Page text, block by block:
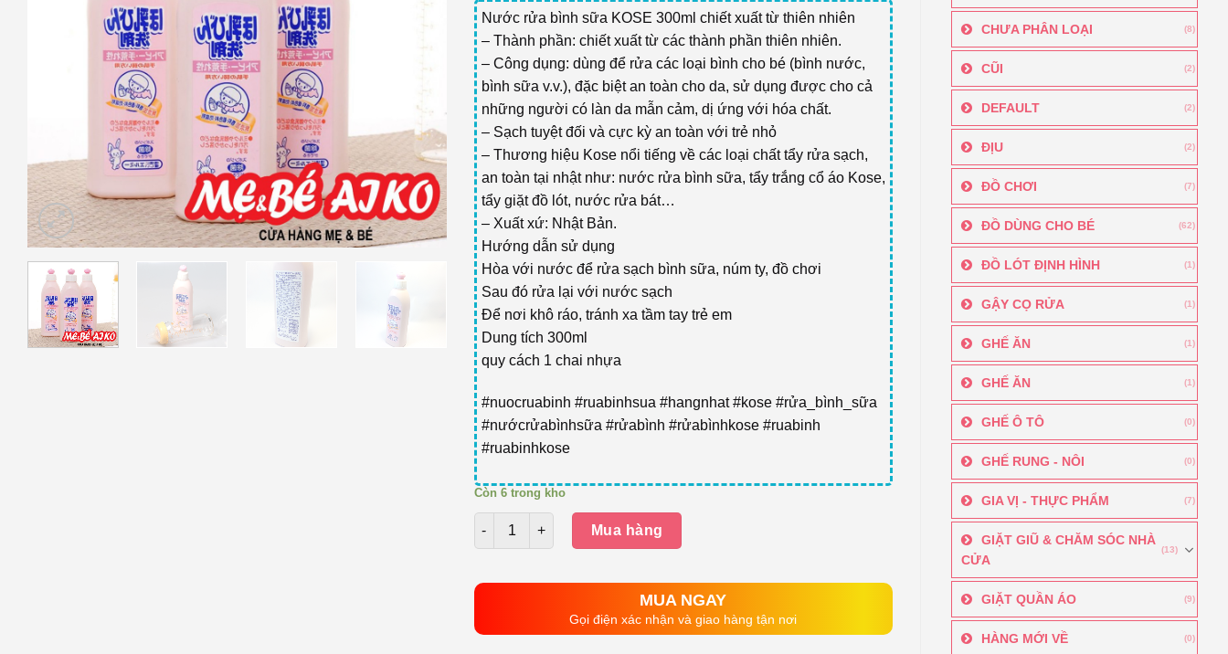
CHƯA PHÂN LOẠI (8)
CŨI (2)
DEFAULT (2)
ĐỊU (2)
ĐỒ CHƠI (7)
ĐỒ DÙNG CHO BÉ (62)
ĐỒ LÓT ĐỊNH HÌNH (1)
GẬY CỌ RỬA (1)
GHẾ ĂN (1)
GHẾ ĂN (1)
GHẾ Ô TÔ (0)
GHẾ RUNG - NÔI (0)
GIA VỊ - THỰC PHẨM (7)
GIẶT GIŨ & CHĂM SÓC NHÀ
CỬA
(13)
GIẶT QUẦN ÁO (9)
HÀNG MỚI VỀ (0)
Nước rửa bình sữa KOSE 300ml chiết xuất từ thiên nhiên
– Thành phần: chiết xuất từ các thành phần thiên nhiên.
– Công dụng: dùng để rửa các loại bình cho bé (bình nước,
bình sữa v.v.), đặc biệt an toàn cho da, sử dụng được cho cả
những người có làn da mẫn cảm, dị ứng với hóa chất.
– Sạch tuyệt đối và cực kỳ an toàn với trẻ nhỏ
– Thương hiệu Kose nổi tiếng về các loại chất tẩy rửa sạch,
an toàn tại nhật như: nước rửa bình sữa, tẩy trắng cổ áo Kose,
tẩy giặt đồ lót, nước rửa bát…
– Xuất xứ: Nhật Bản.
Hướng dẫn sử dụng
Hòa với nước để rửa sạch bình sữa, núm ty, đồ chơi
Sau đó rửa lại với nước sạch
Để nơi khô ráo, tránh xa tầm tay trẻ em
Dung tích 300ml
quy cách 1 chai nhựa
#nuocruabinh #ruabinhsua #hangnhat #kose #rửa_bình_sữa
#nướcrửabìnhsữa #rửabình #rửabìnhkose #ruabinh
#ruabinhkose
Còn 6 trong kho
Số lượng
Mua hàng
MUA NGAY
Gọi điện xác nhận và giao hàng tận nơi